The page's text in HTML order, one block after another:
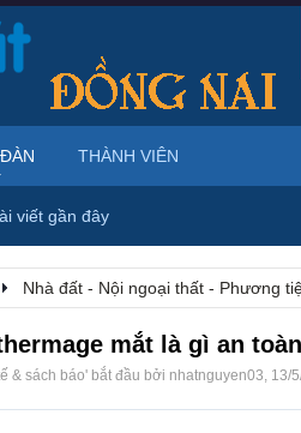
Nhà đất - Nội ngoại thất - Phương
mắt là gì an
& sách báo' bắt đầu bởi nhatnguyen03, 13/
viết gần đây
THÀNH VIÊN